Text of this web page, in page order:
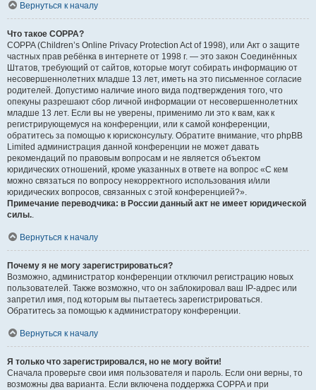
Вернуться к началу
Что такое COPPA?
COPPA (Children’s Online Privacy Protection Act of 1998), или Акт о защите
частных прав ребёнка в интернете от 1998 г. — это закон Соединённых
Штатов, требующий от сайтов, которые могут собирать информацию от
несовершеннолетних младше 13 лет, иметь на это письменное согласие
родителей. Допустимо наличие иного вида подтверждения того, что
опекуны разрешают сбор личной информации от несовершеннолетних
младше 13 лет. Если вы не уверены, применимо ли это к вам, как к
регистрирующемуся на конференции, или к самой конференции,
обратитесь за помощью к юрисконсульту. Обратите внимание, что phpBB
Limited администрация данной конференции не может давать
рекомендаций по правовым вопросам и не является объектом
юридических отношений, кроме указанных в ответе на вопрос «С кем
можно связаться по вопросу некорректного использования и/или
юридических вопросов, связанных с этой конференцией?».
Примечание переводчика: в России данный акт не имеет юридической
силы..
Вернуться к началу
Почему я не могу зарегистрироваться?
Возможно, администратор конференции отключил регистрацию новых
пользователей. Также возможно, что он заблокировал ваш IP-адрес или
запретил имя, под которым вы пытаетесь зарегистрироваться.
Обратитесь за помощью к администратору конференции.
Вернуться к началу
Я только что зарегистрировался, но не могу войти!
Сначала проверьте свои имя пользователя и пароль. Если они верны, то
возможны два варианта. Если включена поддержка COPPA и при